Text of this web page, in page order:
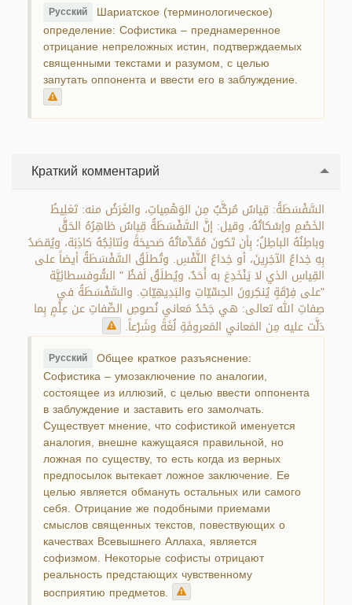
Русский Шариатское (терминологическое)
определение: Софистика – преднамеренное
отрицание непреложных истин, подтверждаемых
священными текстами и разумом, с целью
запутать оппонента и ввести его в заблуждение.
Краткий комментарий
السَّفْسَطَةُ: قِياسٌ مُركَّبٌ مِن الوَهْمِياتِ، والغَرَضُ منه: تَغلِيطُ
الخَصْمِ وإسْكاتُهُ، وقيل: إنَّ السَّفْسَطَةُ قِياسٌ ظاهِرُهُ الحَقَّ
وباطِنُهُ الباطِلُ؛ بِأن تَكونَ مُقَدِّماتُهُ صَحيحَةً ونَتائِجُهُ كاذِبَة، ويُقصَدُ
بِهِ خِداعُ الآخِرِينَ، أو خِداعُ النَّفْسِ. وتُطلَقُ السَّفْسَطَةُ أيضاً على
القِياسِ الذي لا يَنْخَدِعَ به أَحَدٌ، ويُطلَقُ لَفظُ " السُّوفسطائِيَّة
"على فِرْقَةٍ يُنكِرونَ الحِسِّيّاتِ والبَدِيهِيّاتِ. والسَّفْسَطَةُ في
صِفاتِ الله تعالى: هي جَحْدُ مَعاني نُصوصِ الصِّفاتِ عن عِلْمٍ بِما
دَلَّت عليه مِن المَعاني المَعروفَةِ لُغَةً وشَرْعاً.
Русский Общее краткое разъяснение:
Софистика – умозаключение по аналогии,
состоящее из иллюзий, с целью ввести оппонента
в заблуждение и заставить его замолчать.
Существует мнение, что софистикой именуется
аналогия, внешне кажущаяся правильной, но
ложная по существу, то есть когда из верных
предпосылок вытекает ложное заключение. Ее
целью является обмануть остальных или самого
себя. Отрицание же подобными приемами
смыслов священных текстов, повествующих о
качествах Всевышнего Аллаха, является
софизмом. Некоторые софисты отрицают
реальность предстающих чувственному
восприятию предметов.